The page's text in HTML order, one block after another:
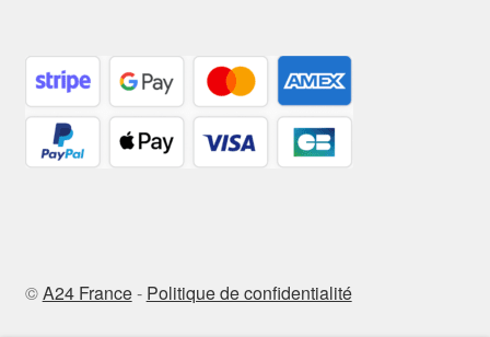
©A24 France- Politique de confidentialité